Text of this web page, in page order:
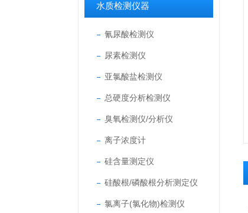
水质检测仪器
氰尿酸检测仪
尿素检测仪
亚氯酸盐检测仪
总硬度分析检测仪
臭氧检测仪/分析仪
离子浓度计
硅含量测定仪
硅酸根/磷酸根分析测定仪
氯离子(氯化物)检测仪